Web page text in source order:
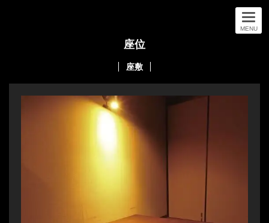
MENU
座位
座敷